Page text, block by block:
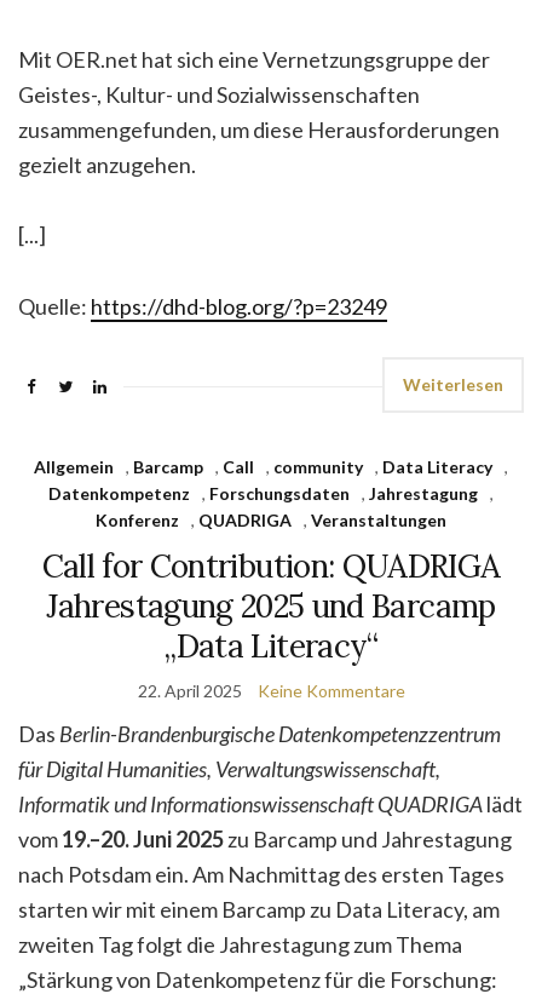
Mit OER.net hat sich eine Vernetzungsgruppe der
Geistes-, Kultur- und Sozialwissenschaften
zusammengefunden, um diese Herausforderungen
gezielt anzugehen.
[...]
Quelle: https://dhd-blog.org/?p=23249
Weiterlesen
Allgemein , Barcamp , Call , community , Data Literacy ,
Datenkompetenz
, Forschungsdaten , Jahrestagung ,
Konferenz
, QUADRIGA , Veranstaltungen
Call for Contribution: QUADRIGA
Jahrestagung 2025 und Barcamp
„Data Literacy“
22. April 2025 Keine Kommentare
Das Berlin-Brandenburgische Datenkompetenzzentrum
für Digital Humanities, Verwaltungswissenschaft,
Informatik und Informationswissenschaft QUADRIGAlädt
vom19.–20. Juni 2025zu Barcamp und Jahrestagung
nach Potsdam ein. Am Nachmittag des ersten Tages
starten wir mit einem Barcamp zu Data Literacy, am
zweiten Tag folgt die Jahrestagung zum Thema
„Stärkung von Datenkompetenz für die Forschung: